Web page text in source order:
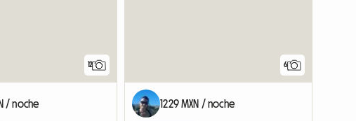
12
/ noche
6
1229 MXN / noche